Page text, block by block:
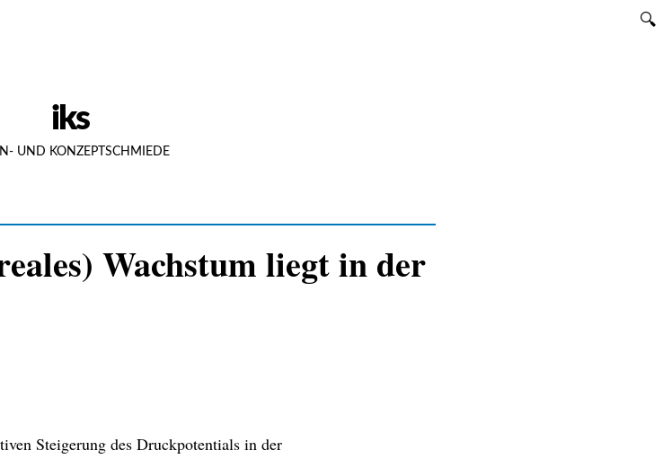
iks
UND KONZEPTSCHMIEDE
Wachstum liegt in der
Steigerung des Druckpotentials in der